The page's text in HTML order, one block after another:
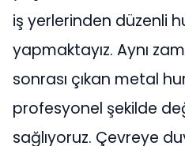
iş yerlerinden düzenli
yapmaktayız. Aynı
sonrası çıkan metal
profesyonel şekilde
sağlıyoruz. Çevreye